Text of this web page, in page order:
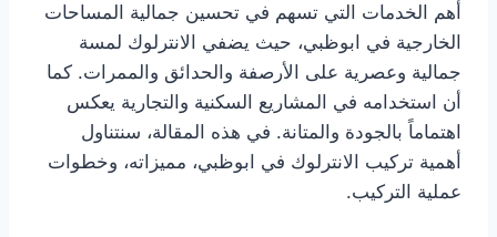
أهم الخدمات التي تسهم في تحسين جمالية المساحات
الخارجية في ابوظبي، حيث يضفي الانترلوك لمسة
جمالية وعصرية على الأرصفة والحدائق والممرات. كما
أن استخدامه في المشاريع السكنية والتجارية يعكس
اهتماماً بالجودة والمتانة. في هذه المقالة، سنتناول
أهمية تركيب الانترلوك في ابوظبي، مميزاته، وخطوات
عملية التركيب.